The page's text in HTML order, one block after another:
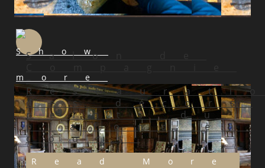
Salon de
–
des décors
peints du
plafond en
cours
Read More